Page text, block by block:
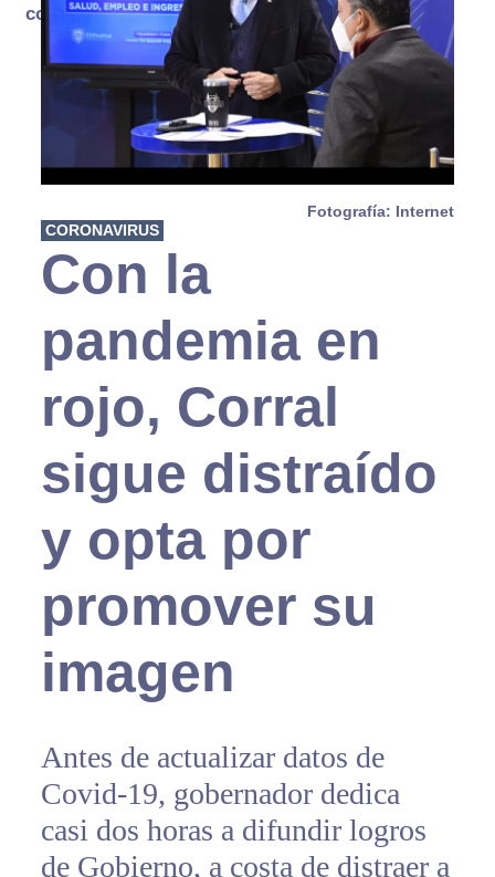
consume
Fotografía: Internet
CORONAVIRUS
Con la
pandemia en
rojo, Corral
sigue distraído
y opta por
promover su
imagen
Antes de actualizar datos de
Covid-19, gobernador dedica
casi dos horas a difundir logros
de Gobierno, a costa de distraer a